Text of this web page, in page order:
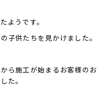
ようです。
子供たちを見かけました。
ら施工が始まるお客様のお
た。